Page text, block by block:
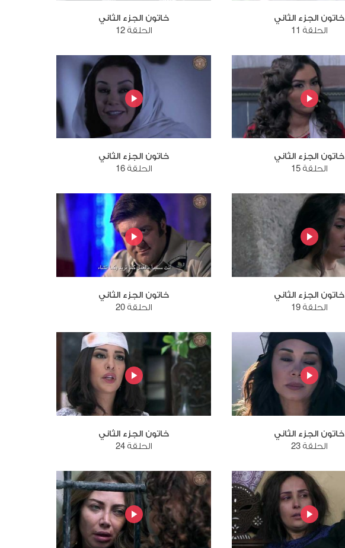
خاتون الجزء الثاني
الحلقة 11
خاتون الجزء الثاني
الحلقة 12
خاتون الجزء الثاني
الحلقة 15
خاتون الجزء الثاني
الحلقة 16
خاتون الجزء الثاني
الحلقة 19
خاتون الجزء الثاني
الحلقة 20
خاتون الجزء الثاني
الحلقة 23
خاتون الجزء الثاني
الحلقة 24